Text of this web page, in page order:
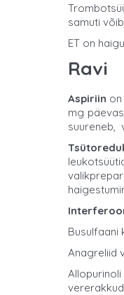
samuti
ET on
Ravi
Aspiriin
mg
suureneb,
Busulfaani
Anagreliid